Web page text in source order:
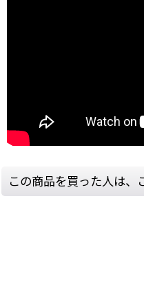
この商品を買った人は、